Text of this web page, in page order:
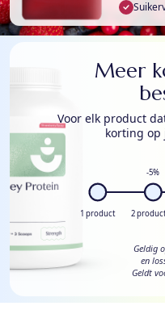
Meer
Voor elk product
korting op
1 product
-5%
2
Geldig
en
Geldt